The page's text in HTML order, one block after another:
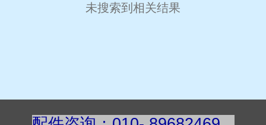
未搜索到相关结果